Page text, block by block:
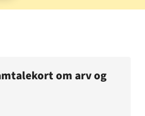
BØRN
om arv og